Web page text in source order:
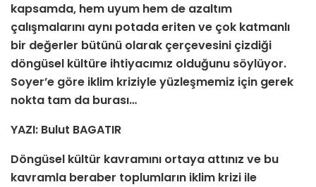
kapsamda, hem uyum hem de azaltım
çalışmalarını aynı potada eriten ve çok katmanlı
bir değerler bütünü olarak çerçevesini çizdiği
döngüsel kültüre ihtiyacımız olduğunu söylüyor.
Soyer’e göre iklim kriziyle yüzleşmemiz için gerek
nokta tam da burası…
YAZI: Bulut BAGATIR
Döngüsel kültür kavramını ortaya attınız ve bu
kavramla beraber toplumların iklim krizi ile